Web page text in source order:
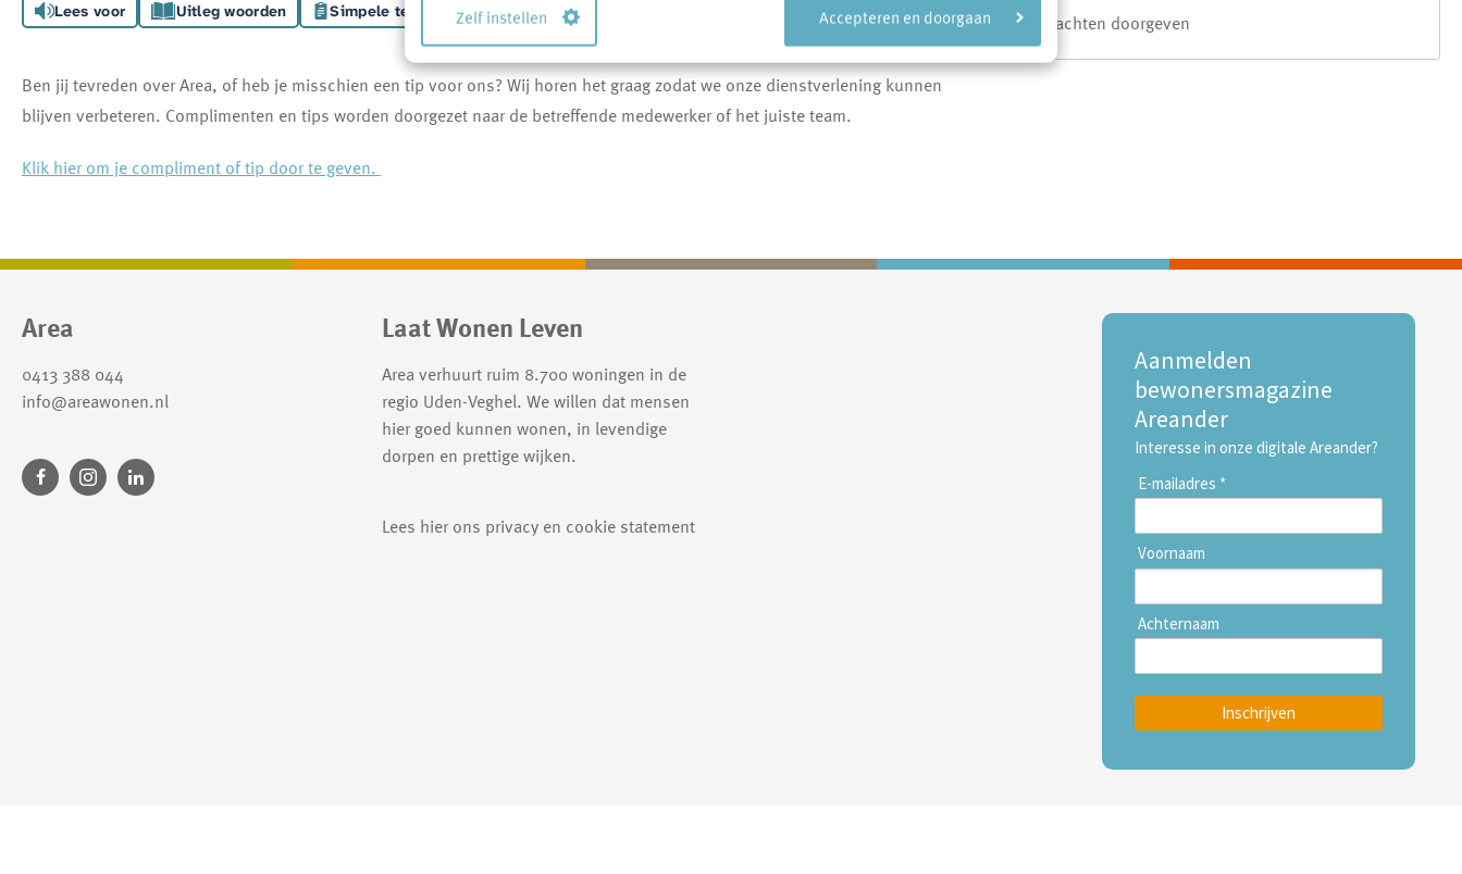
Zelf instellen Accepteren en doorgaan
Lees voor Uitleg woorden Simpele tekst
Ben jij tevreden over Area, of heb je misschien een tip voor ons? Wij horen het graag zodat we onze dienstverlening kunnen
blijven verbeteren. Complimenten en tips worden doorgezet naar de betreffende medewerker of het juiste team.
Klik hier om je compliment of tip door te geven.
Klachten doorgeven
Contactinformatie
Area
0413 388 044
info@areawonen.nl
Laat Wonen Leven
Area verhuurt ruim 8.700 woningen in de
regio Uden-Veghel. We willen dat mensen
hier goed kunnen wonen, in levendige
dorpen en prettige wijken.
Lees hier ons privacy en cookie statement
Aanmelden
bewonersmagazine
Areander
Interesse in onze digitale Areander?
E-mailadres *
Voornaam
Achternaam
Inschrijven